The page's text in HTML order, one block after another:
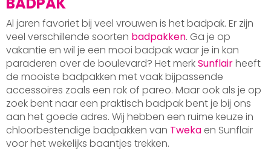
Al jaren favoriet bij veel vrouwen is het badpak. Er zijn
veel verschillende soorten badpakken. Ga je op
vakantie en wil je een mooi badpak waar je in kan
paraderen over de boulevard? Het merkSunflairheeft
de mooiste badpakken met vaak bijpassende
accessoires zoals een rok of pareo. Maar ook als je op
zoek bent naar een praktisch badpak bent je bij ons
aan het goede adres. Wij hebben een ruime keuze in
chloorbestendige badpakken van Tweka en Sunflair
voor het wekelijks baantjes trekken.